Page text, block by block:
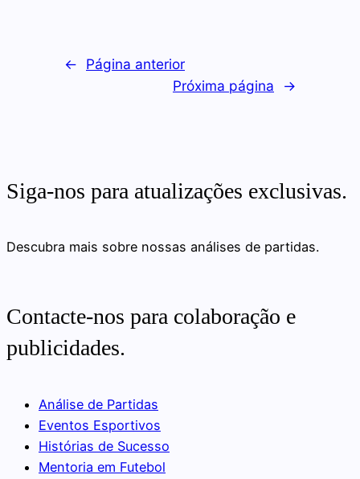
←
Página anterior
Próxima página
→
Siga-nos para atualizações exclusivas.
Descubra mais sobre nossas análises de partidas.
Contacte-nos para colaboração e
publicidades.
Análise de Partidas
Eventos Esportivos
Histórias de Sucesso
Mentoria em Futebol